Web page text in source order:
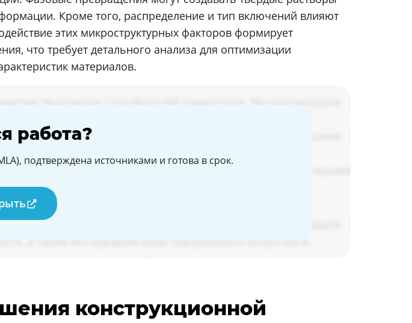
Кроме того, распределение и тип включений влияют
этих микроструктурных факторов формирует
что требует детального анализа для оптимизации
материалов.
работа?
подтверждена источниками и готова в срок.
конструкционной